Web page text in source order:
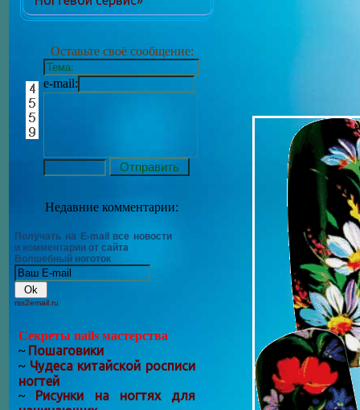
Оставьте своё сообщение:
e-mail:
Недавние комментарии:
Получать на E-mail все новости
и комментарии от сайта
Волшебный ноготок
rss2email.ru
Секреты nails мастерства
~ Пошаговики
~ Чудеса китайской росписи
ногтей
~ Рисунки на ногтях для